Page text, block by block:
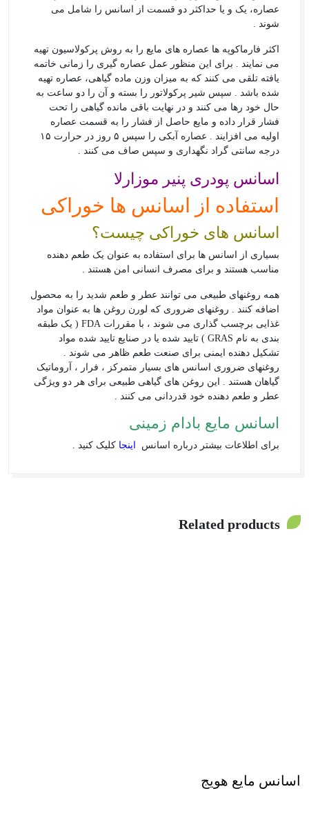
عصاره، یک و یا حداکثر دو قسمت از اسانس را شامل می
شوند .
اکثر فارماکوپه ها عصاره های مایع را به روش پرکولاسیون تهیه
می نمایند . برای این منظور عمل عصاره گیری را زمانی خاتمه
یافته تلقی می کنند که به میزان وزن ماده گیاهی، عصاره تهیه
شده باشد . سپس شیر پرکولاتور را بسته و آن را دو ساعت به
حال خود رها می کنند و در نهایت باقی مانده گیاهی را تحت
فشار قرار داده و مایع حاصل از فشار را به قسمت عصاره
اولیه می افزایند . عصاره آبکی را سپس ۵ روز در حرارت ۱۵
درجه سانتی گراد نگهداری و سپس صاف می کنند .
اسانس پودری پنیر موزارلا
استفاده از اسانس ها خوراکی
اسانس های خوراکی چیست؟
بسیاری از اسانس ها برای استفاده به عنوان یک طعم دهنده
مناسب هستند و برای مصرف انسانی امن هستند .
همه روغنهای طبیعی می توانند عطر و طعم شدید را به محصول
اضافه کنند . روغنهای ضروری که لورن روغن ها به عنوان مواد
غذایی برچسب گذاری می شوند ، با مقررات FDA ( یک طبقه
بندی به نام GRAS ) تایید شده یا در صنایع تایید شده مواد
تشکیل دهنده ایمنی برای صنعت طعم ظاهر می شوند .
روغنهای ضروری اسانس های بسیار متمرکز ، فرار ، آروماتیک
گیاهان هستند . این روغن های گیاهی طبیعی برای هر دو ویژگی
عطر و طعم دهنده خود قدردانی می کنند .
اسانس مایع بادام زمینی
برای اطلاعات بیشتر درباره اسانس اینجا کلیک کنید .
Related products
اسانس مایع هویج